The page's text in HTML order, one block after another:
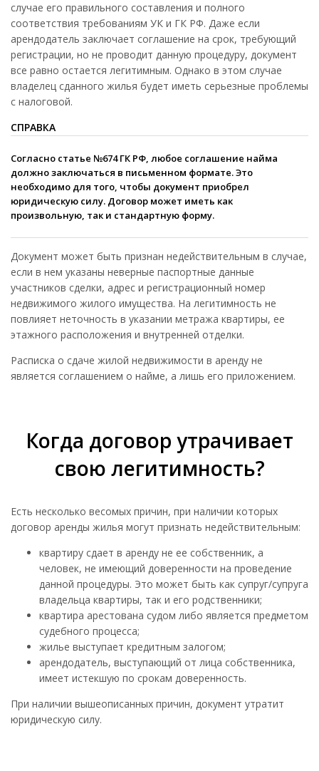
случае его правильного составления и полного
соответствия требованиям УК и ГК РФ. Даже если
арендодатель заключает соглашение на срок, требующий
регистрации, но не проводит данную процедуру, документ
все равно остается легитимным. Однако в этом случае
владелец сданного жилья будет иметь серьезные проблемы
с налоговой.
СПРАВКА
Согласно статье №674 ГК РФ, любое соглашение найма
должно заключаться в письменном формате. Это
необходимо для того, чтобы документ приобрел
юридическую силу. Договор может иметь как
произвольную, так и стандартную форму.
Документ может быть признан недействительным в случае,
если в нем указаны неверные паспортные данные
участников сделки, адрес и регистрационный номер
недвижимого жилого имущества. На легитимность не
повлияет неточность в указании метража квартиры, ее
этажного расположения и внутренней отделки.
Расписка о сдаче жилой недвижимости в аренду не
является соглашением о найме, а лишь его приложением.
Когда договор утрачивает
свою легитимность?
Есть несколько весомых причин, при наличии которых
договор аренды жилья могут признать недействительным:
квартиру сдает в аренду не ее собственник, а
человек, не имеющий доверенности на проведение
данной процедуры. Это может быть как супруг/супруга
владельца квартиры, так и его родственники;
квартира арестована судом либо является предметом
судебного процесса;
жилье выступает кредитным залогом;
арендодатель, выступающий от лица собственника,
имеет истекшую по срокам доверенность.
При наличии вышеописанных причин, документ утратит
юридическую силу.